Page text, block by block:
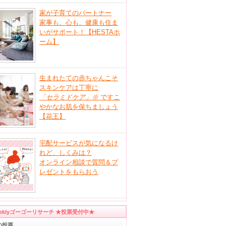
家が子育てのパートナー
家事も、心も、健康も住ま
いがサポート！【HESTAホ
ーム】
生まれたての赤ちゃんこそ
スキンケアは丁寧に
「セラミドケア」 ※ ですこ
やかなお肌を保ちましょう
【花王】
宅配サービスが気になるけ
れど、しくみは？
オンライン相談で質問＆プ
レゼントをもらおう
ゴーゴーリサーチ ★投票受付中★